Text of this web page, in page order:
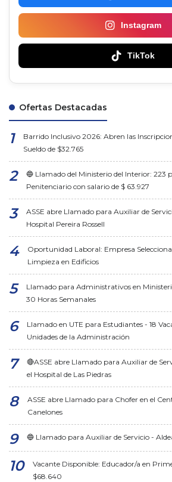
Instagram
TikTok
Ofertas Destacadas
Barrido Inclusivo 2026: Abren las
Sueldo de $32.765
🔵 Llamado del Ministerio del Interior: 223
Penitenciario con salario de $ 63.927
ASSE abre Llamado para Auxiliar de
Hospital Pereira Rossell
Oportunidad Laboral: Empresa
Limpieza en Edificios
Llamado para Administrativos en
30 Horas Semanales
Llamado en UTE para Estudiantes - 18
Unidades de la Administración
🔴ASSE abre Llamado para Auxiliar de
el Hospital de Las Piedras
ASSE abre Llamado para Chofer en el
Canelones
🔵 Llamado para Auxiliar de Servicio -
Vacante Disponible: Educador/a en
$68.640